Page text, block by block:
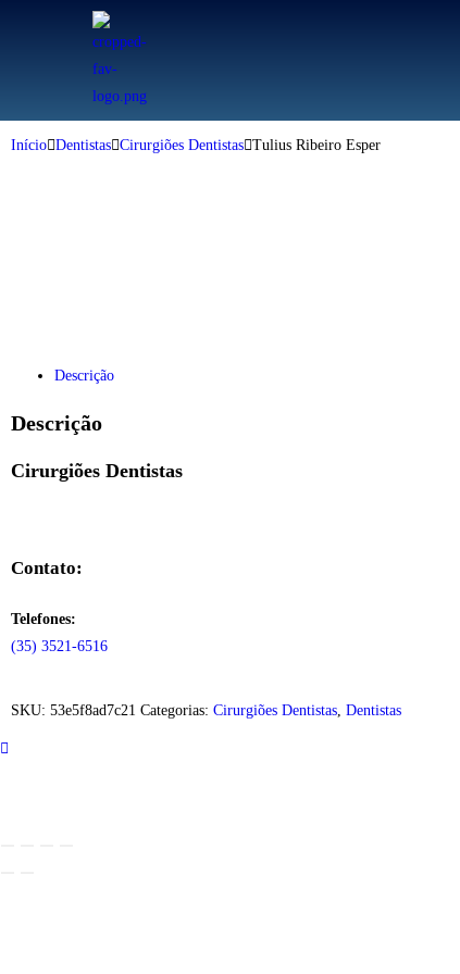
Início Dentistas Cirurgiões Dentistas Tulius Ribeiro Esper
Descrição
Descrição
Cirurgiões Dentistas
Contato:
Telefones:
(35) 3521-6516
SKU: 53e5f8ad7c21 Categorias: Cirurgiões Dentistas Dentistas